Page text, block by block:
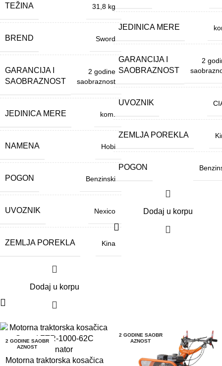
TEŽINA 31,8 kg
BREND Sword
GARANCIJA I
SAOBRAZNOST
2 godine
saobraznost
JEDINICA MERE kom.
NAMENA Hobi
POGON Benzinski
UVOZNIK Nexico
ZEMLJA POREKLA Kina
Dodaj u korpu
JEDINICA MERE
GARANCIJA I
SAOBRAZNOST
2
UVOZNIK
ZEMLJA POREKLA
POGON
Dodaj u korpu
2 GODINE SAOBR
AZNOST
Motorna traktorska kosačica
2 GODINE SAOBR
AZNOST